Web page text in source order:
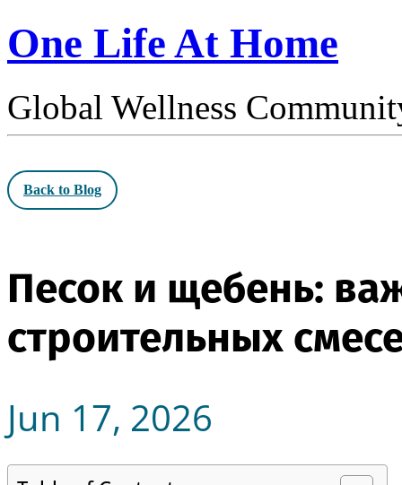
One Life At Home
Global Wellness
Back to Blog
Песок и щебень:
строительных
Jun 17, 2026